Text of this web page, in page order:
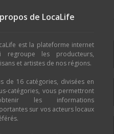
de LocaLife
est la plateforme internet
regroupe les producteurs,
et artistes de nos régions.
de 16 catégories, divisées en
catégories, vous permettront
les informations
sur vos acteurs locaux